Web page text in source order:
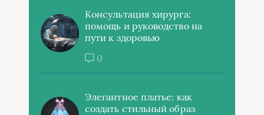
Консультация хирурга:
помощь и руководство на
пути к здоровью
0
Элегантное платье: как
создать стильный образ